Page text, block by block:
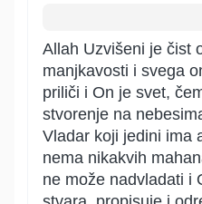
Allah Uzvišeni je čist
manjkavosti i svega
priliči i On je svet,
stvorenje na
Vladar koji jedini ima
nema nikakvih
ne može nadvladati i